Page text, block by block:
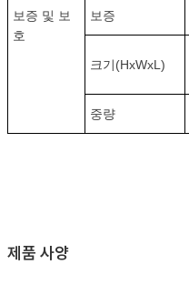
보증 및 보
호
보증
크기(HxWxL)
중량
제품 사양